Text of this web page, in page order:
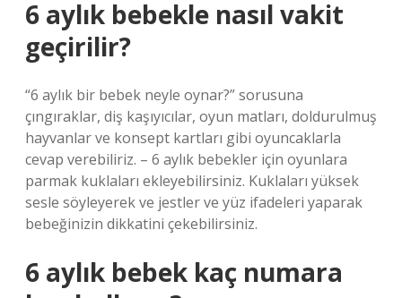
6 aylık bebekle nasıl vakit
geçirilir?
“6 aylık bir bebek neyle oynar?” sorusuna
çıngıraklar, diş kaşıyıcılar, oyun matları, doldurulmuş
hayvanlar ve konsept kartları gibi oyuncaklarla
cevap verebiliriz. – 6 aylık bebekler için oyunlara
parmak kuklaları ekleyebilirsiniz. Kuklaları yüksek
sesle söyleyerek ve jestler ve yüz ifadeleri yaparak
bebeğinizin dikkatini çekebilirsiniz.
6 aylık bebek kaç numara